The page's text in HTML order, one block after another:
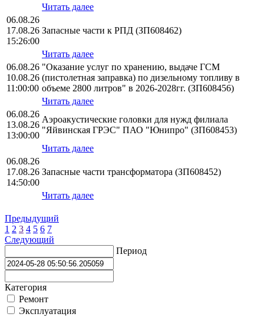
Читать далее
06.08.26
17.08.26
15:26:00
Запасные части к РПД (ЗП608462)
Читать далее
06.08.26
10.08.26
11:00:00
"Оказание услуг по хранению, выдаче ГСМ
(пистолетная заправка) по дизельному топливу в
объеме 2800 литров" в 2026-2028гг. (ЗП608456)
Читать далее
06.08.26
13.08.26
13:00:00
Аэроакустические головки для нужд филиала
"Яйвинская ГРЭС" ПАО "Юнипро" (ЗП608453)
Читать далее
06.08.26
17.08.26
14:50:00
Запасные части трансформатора (ЗП608452)
Читать далее
Предыдущий
1 2 3 4 5 6 7
Следующий
Период
Категория
Ремонт
Эксплуатация